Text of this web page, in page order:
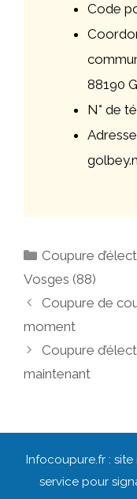
Code
88190
N° de
Catégories
Coupure
Vosges (88)
Navigation
Coupure de
moment
Coupure
maintenant
Infocoupure.fr :
service pour